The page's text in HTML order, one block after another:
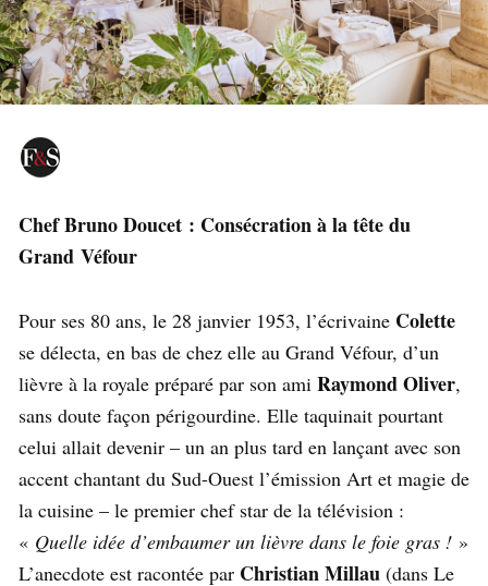
Chef Bruno Doucet : Consécration à la tête du
Grand Véfour
Pour ses 80 ans, le 28 janvier 1953, l’écrivaine Colette
se délecta, en bas de chez elle au Grand Véfour, d’un
lièvre à la royale préparé par son ami Raymond Oliver,
sans doute façon périgourdine. Elle taquinait pourtant
celui allait devenir – un an plus tard en lançant avec son
accent chantant du Sud-Ouest l’émission Art et magie de
la cuisine – le premier chef star de la télévision :
« Quelle idée d’embaumer un lièvre dans le foie gras ! »
L’anecdote est racontée par Christian Millau (dans Le